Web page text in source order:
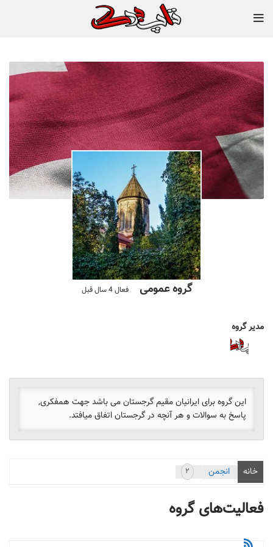
گروه عمومی فعال4 سال قبل
ناظر
مدیر گروه
این گروه برای ایرانیان مقیم گرجستان می باشد جهت همفکری,
پاسخ به سوالات و هر آنچه در گرجستان اتفاق میافتد.
خانه انجمن ۲
فعالیت‌های گروه